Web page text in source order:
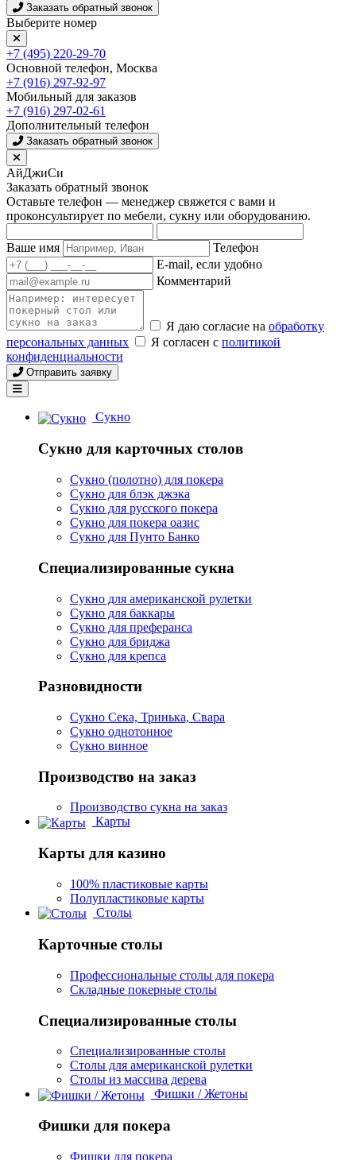
Заказать обратный звонок
Выберите номер
+7 (495) 220-29-70
Основной телефон, Москва
+7 (916) 297-92-97
Мобильный для заказов
+7 (916) 297-02-61
Дополнительный телефон
Заказать обратный звонок
АйДжиСи
Заказать обратный звонок
Оставьте телефон — менеджер свяжется с вами и
проконсультирует по мебели, сукну или оборудованию.
Ваше имя
Телефон
E-mail, если удобно
Комментарий
Я даю согласие на обработку
персональных данных
Я согласен с политикой
конфиденциальности
Отправить заявку
Сукно
Сукно для карточных столов
Сукно (полотно) для покера
Сукно для блэк джэка
Сукно для русского покера
Сукно для покера оазис
Сукно для Пунто Банко
Специализированные сукна
Сукно для американской рулетки
Сукно для баккары
Сукно для преферанса
Сукно для бриджа
Сукно для крепса
Разновидности
Сукно Сека, Тринька, Свара
Сукно однотонное
Сукно винное
Производство на заказ
Производство сукна на заказ
Карты
Карты для казино
100% пластиковые карты
Полупластиковые карты
Столы
Карточные столы
Профессиональные столы для покера
Складные покерные столы
Специализированные столы
Специализированные столы
Столы для американской рулетки
Столы из массива дерева
Фишки / Жетоны
Фишки для покера
Фишки для покера